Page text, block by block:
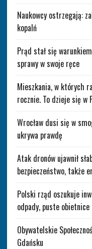
Naukowcy ostrzegają:
kopalń
Prąd stał się
sprawy w swoje ręce
Mieszkania, w których
rocznie. To dzieje się w
Wrocław dusi się w
ukrywa prawdę
Atak dronów ujawnił
bezpieczeństwo, także
Polski rząd oszukuje
odpady, puste obietnice
Obywatelskie
Gdańsku